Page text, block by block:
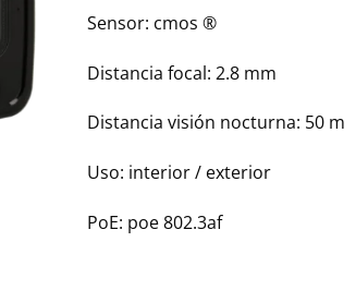
Sensor: cmos ®
Distancia focal: 2.8 mm
Distancia visión nocturna: 50 m
Uso: interior / exterior
PoE: poe 802.3af